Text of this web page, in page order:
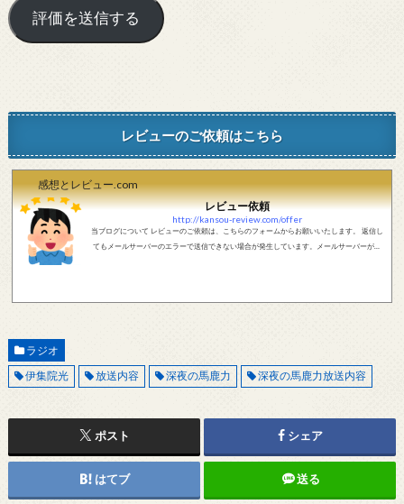
レビューのご依頼はこちら
感想とレビュー.com
レビュー依頼
http://kansou-review.com/offer
当ブログについて レビューのご依頼は、こちらのフォームからお願いいたします。 返信し
てもメールサーバーのエラーで送信できない場合が発生しています。メールサーバーが正
ラジオ
伊集院光
放送内容 深夜の馬鹿力 深夜の馬鹿力放送内容
ポスト シェア
はてブ 送る